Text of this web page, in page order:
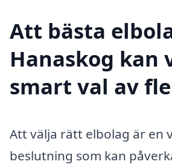
Att bästa
Hanaskog kan
smart val av
Att välja rätt elbolag är en
beslutning som kan